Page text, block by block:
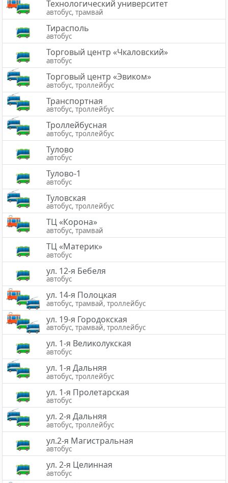
Технологический университет
автобус, трамвай
Тирасполь
автобус
Торговый центр «Чкаловский»
автобус
Торговый центр «Эвиком»
автобус, троллейбус
Транспортная
автобус, троллейбус
Троллейбусная
автобус, троллейбус
Тулово
автобус
Тулово-1
автобус
Туловская
автобус, троллейбус
ТЦ «Корона»
автобус, трамвай
ТЦ «Материк»
автобус
ул. 12-я Бебеля
автобус
ул. 14-я Полоцкая
автобус, трамвай, троллейбус
ул. 19-я Городокская
автобус, трамвай, троллейбус
ул. 1-я Великолукская
автобус
ул. 1-я Дальняя
автобус, троллейбус
ул. 1-я Пролетарская
автобус
ул. 2-я Дальняя
автобус, троллейбус
ул.2-я Магистральная
автобус
ул. 2-я Целинная
автобус